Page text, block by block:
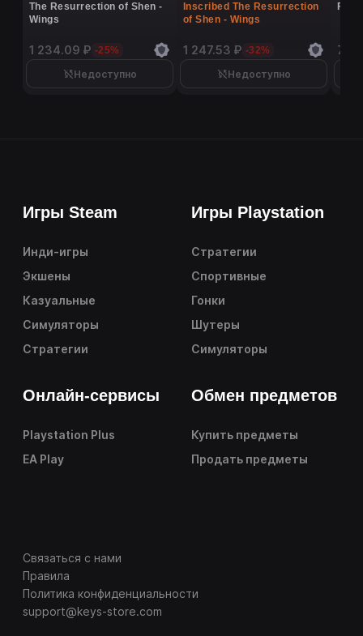
The Resurrection of Shen -
Wings
1 234.09 ₽ -25%
Недоступно
Inscribed The Resurrection
of Shen - Wings
1 247.53 ₽ -32%
Недоступно
7
Игры Steam
Инди-игры
Экшены
Казуальные
Симуляторы
Стратегии
Игры Playstation
Стратегии
Спортивные
Гонки
Шутеры
Симуляторы
Онлайн-сервисы
Playstation Plus
EA Play
Обмен предметов
Купить предметы
Продать предметы
Связаться с нами
Правила
Политика конфиденциальности
support@keys-store.com